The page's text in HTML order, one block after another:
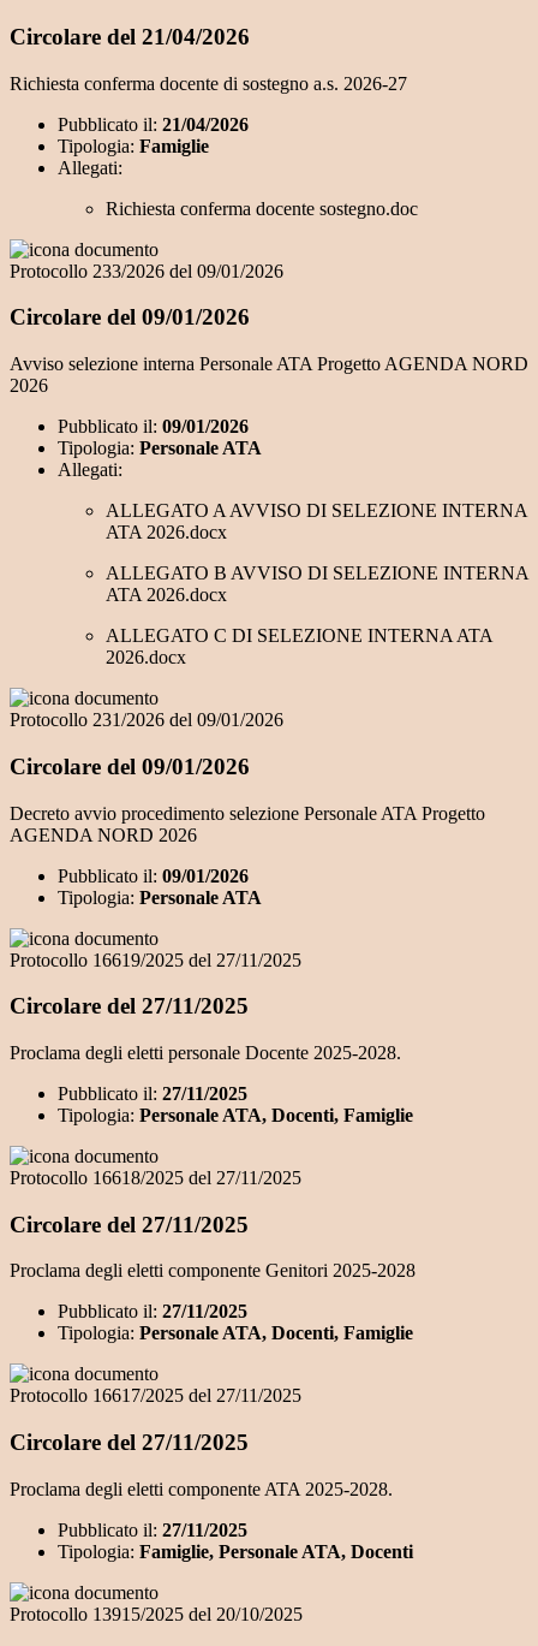
Circolare del 21/04/2026
Richiesta conferma docente di sostegno a.s. 2026-27
Pubblicato il: 21/04/2026
Tipologia: Famiglie
Allegati:
Richiesta conferma docente sostegno.doc
Protocollo 233/2026 del 09/01/2026
Circolare del 09/01/2026
Avviso selezione interna Personale ATA Progetto AGENDA NORD
2026
Pubblicato il: 09/01/2026
Tipologia: Personale ATA
Allegati:
ALLEGATO A AVVISO DI SELEZIONE INTERNA
ATA 2026.docx
ALLEGATO B AVVISO DI SELEZIONE INTERNA
ATA 2026.docx
ALLEGATO C DI SELEZIONE INTERNA ATA
2026.docx
Protocollo 231/2026 del 09/01/2026
Circolare del 09/01/2026
Decreto avvio procedimento selezione Personale ATA Progetto
AGENDA NORD 2026
Pubblicato il: 09/01/2026
Tipologia: Personale ATA
Protocollo 16619/2025 del 27/11/2025
Circolare del 27/11/2025
Proclama degli eletti personale Docente 2025-2028.
Pubblicato il: 27/11/2025
Tipologia: Personale ATA, Docenti, Famiglie
Protocollo 16618/2025 del 27/11/2025
Circolare del 27/11/2025
Proclama degli eletti componente Genitori 2025-2028
Pubblicato il: 27/11/2025
Tipologia: Personale ATA, Docenti, Famiglie
Protocollo 16617/2025 del 27/11/2025
Circolare del 27/11/2025
Proclama degli eletti componente ATA 2025-2028.
Pubblicato il: 27/11/2025
Tipologia: Famiglie, Personale ATA, Docenti
Protocollo 13915/2025 del 20/10/2025